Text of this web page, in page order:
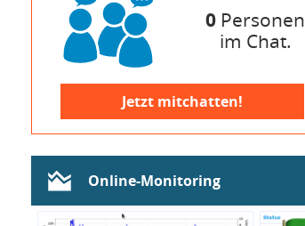
0 Personen
im Chat.
Jetzt mitchatten!
Online-Monitoring